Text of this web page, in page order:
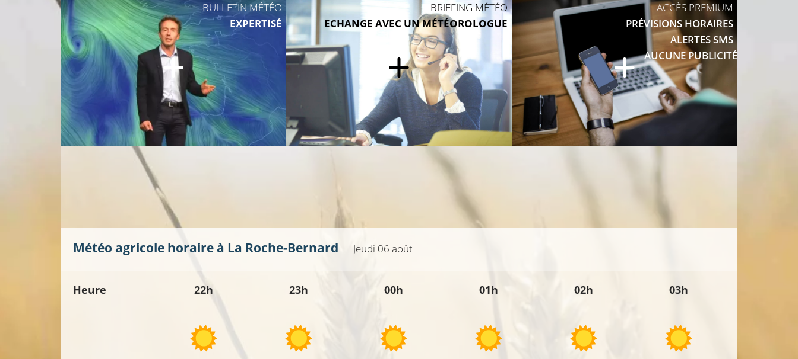
29°C
29°C
28°C
BULLETIN MÉTÉO
EXPERTISÉ
BRIEFING MÉTÉO
ECHANGE AVEC UN MÉTÉOROLOGUE
ACCÈS PREMIUM
PRÉVISIONS HORAIRES
ALERTES SMS
AUCUNE PUBLICITÉ
Météo agricole horaire à La Roche-Bernard Jeudi 06 août
Heure 22h 23h 00h 01h 02h 03h